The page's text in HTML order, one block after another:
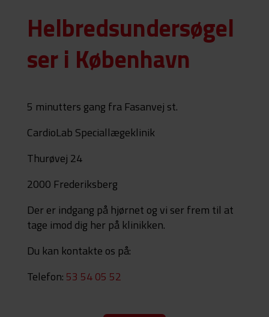
Helbredsundersøgel
ser i København
5 minutters gang fra Fasanvej st.
CardioLab Speciallægeklinik
Thurøvej 24
2000 Frederiksberg
Der er indgang på hjørnet og vi ser frem til at
tage imod dig her på klinikken.
Du kan kontakte os på:
Telefon: 53 54 05 52